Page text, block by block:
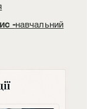
-навчальний